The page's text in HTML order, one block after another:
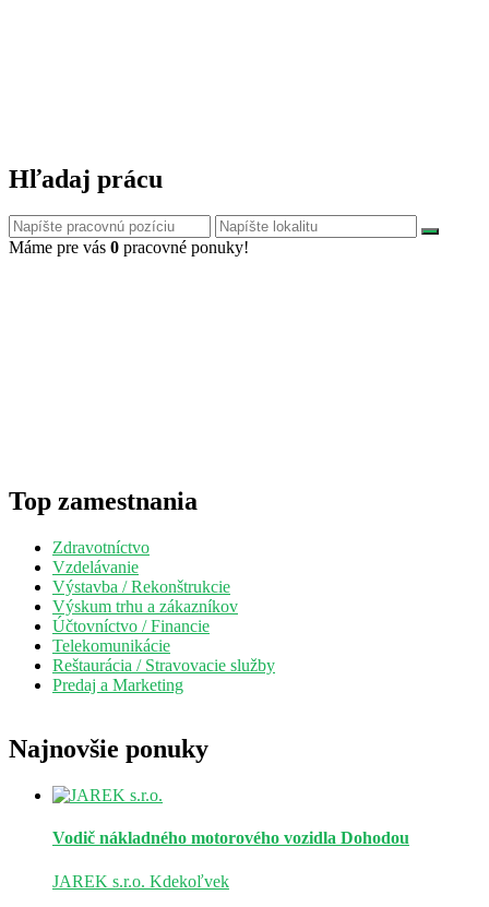
Hľadaj prácu
Máme pre vás 0 pracovné ponuky!
Top zamestnania
Zdravotníctvo
Vzdelávanie
Výstavba / Rekonštrukcie
Výskum trhu a zákazníkov
Účtovníctvo / Financie
Telekomunikácie
Reštaurácia / Stravovacie služby
Predaj a Marketing
Najnovšie ponuky
Vodič nákladného motorového vozidla Dohodou
JAREK s.r.o. Kdekoľvek